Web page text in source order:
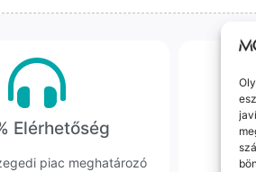
Elérhetőség
piac meghatározó